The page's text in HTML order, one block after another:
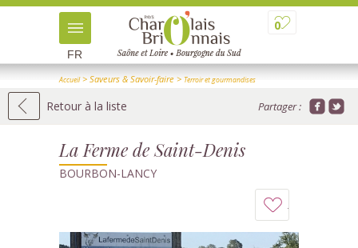
0
FR
Accueil> Saveurs & Savoir-faire > Terroir et gourmandises
Retour à la liste Partager :
La Ferme de Saint-Denis
BOURBON-LANCY
à